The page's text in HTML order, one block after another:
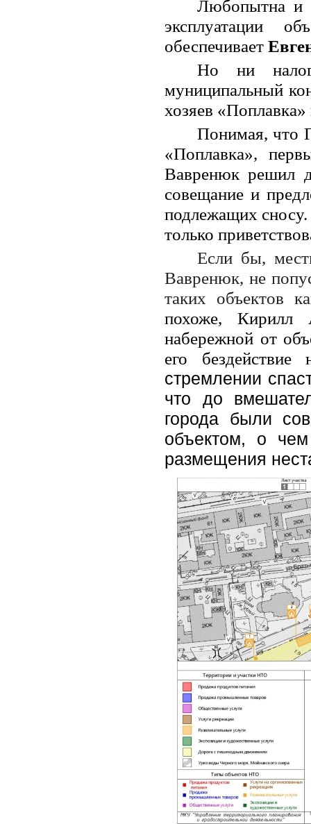
Любопытна и
эксплуатации
обеспечивает
Но ни
муниципальный
хозяев
Понимая, что
«Поплавка»,
Вавренюк решил
совещание и
подлежащих
только
Если бы,
Вавренюк, не
таких объектов
похоже, Кирилл
набережной от
его
стремлении
что до
города были
объектом, о чем
размещения